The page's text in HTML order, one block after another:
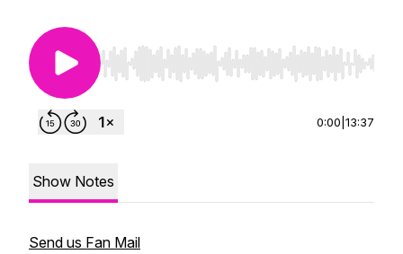
Use Left/Right to seek, Home/End to jump to
0:00 13:37
Show Notes
Send us Fan Mail